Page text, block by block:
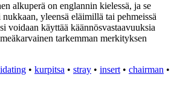
alkuperä on englannin kielessä, ja se
yleensä eläimillä tai pehmeissä
voidaan käyttää käännösvastaavuuksia
tarkemman merkityksen
• kurpitsa • stray • insert • chairman •